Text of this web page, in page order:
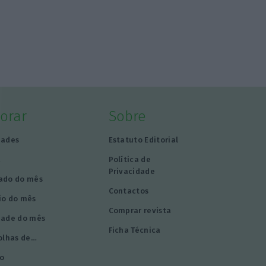
do mês
do mês
do mês
de…
Sobre
Estatuto Editorial
Política de
Privacidade
Contactos
Comprar revista
Ficha Técnica